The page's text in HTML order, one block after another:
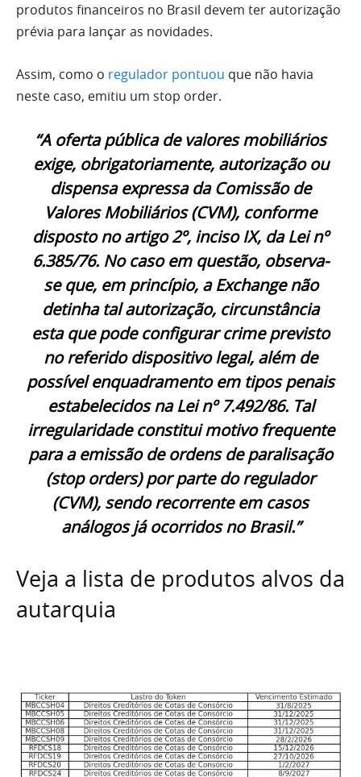
produtos financeiros no Brasil devem ter autorização
prévia para lançar as novidades.
Assim, como o regulador pontuou que não havia
neste caso, emitiu um stop order.
“A oferta pública de valores mobiliários
exige, obrigatoriamente, autorização ou
dispensa expressa da Comissão de
Valores Mobiliários (CVM), conforme
disposto no artigo 2º, inciso IX, da Lei nº
6.385/76. No caso em questão, observa-
se que, em princípio, a Exchange não
detinha tal autorização, circunstância
esta que pode configurar crime previsto
no referido dispositivo legal, além de
possível enquadramento em tipos penais
estabelecidos na Lei nº 7.492/86. Tal
irregularidade constitui motivo frequente
para a emissão de ordens de paralisação
(stop orders) por parte do regulador
(CVM), sendo recorrente em casos
análogos já ocorridos no Brasil.”
Veja a lista de produtos alvos da
autarquia